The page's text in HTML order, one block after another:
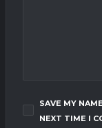
SAVE MY
NEXT TIME I